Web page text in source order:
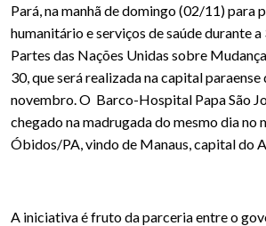
Pará, na manhã de domingo (02/11) para
humanitário e serviços de saúde durante
Partes das Nações Unidas sobre
30, que será realizada na capital paraense
novembro. O Barco-Hospital Papa São
chegado na madrugada do mesmo dia no
Óbidos/PA, vindo de Manaus, capital do
A iniciativa é fruto da parceria entre o